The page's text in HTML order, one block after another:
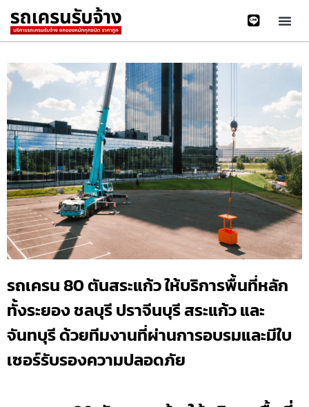
รถเครน 80 ตันสระแก้ว ให้บริการพื้นที่หลัก
ทั้งระยอง ชลบุรี ปราจีนบุรี สระแก้ว และ
จันทบุรี ด้วยทีมงานที่ผ่านการอบรมและมีใบ
เซอร์รับรองความปลอดภัย